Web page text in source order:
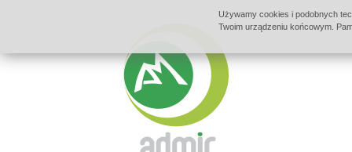
Używamy cookies i podobnych
Twoim urządzeniu końcowym.